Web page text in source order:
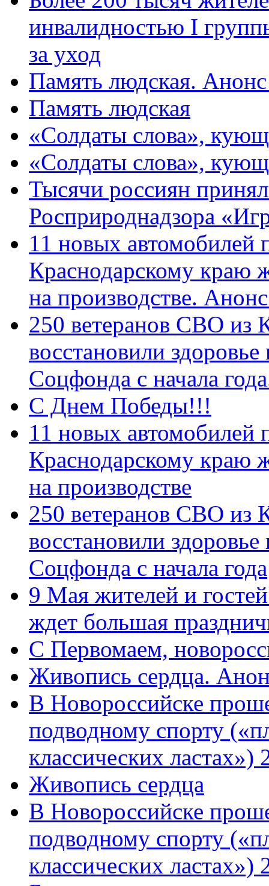
инвалидностью I
за уход
Память людская.
Память людская
«Солдаты слова»,
«Солдаты слова»,
Тысячи россиян
Росприроднадзора
11 новых автомобилей
Краснодарскому краю
на производстве.
250 ветеранов СВО из
восстановили
Соцфонда с начала
С Днем Победы!!!
11 новых автомобилей
Краснодарскому краю
на производстве
250 ветеранов СВО из
восстановили
Соцфонда с начала года
9 Мая жителей и
ждет большая
C Первомаем,
Живопись сердца.
В Новороссийске
подводному спорту
классических
Живопись сердца
В Новороссийске
подводному спорту
классических ластах»)